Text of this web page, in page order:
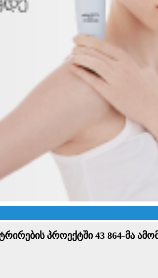
პროექტში 43 864-მა